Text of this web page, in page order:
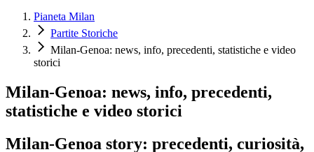
Pianeta Milan
Partite Storiche
Milan-Genoa: news, info, precedenti, statistiche e video
storici
Milan-Genoa: news, info, precedenti,
statistiche e video storici
Milan-Genoa story: precedenti, curiosità,